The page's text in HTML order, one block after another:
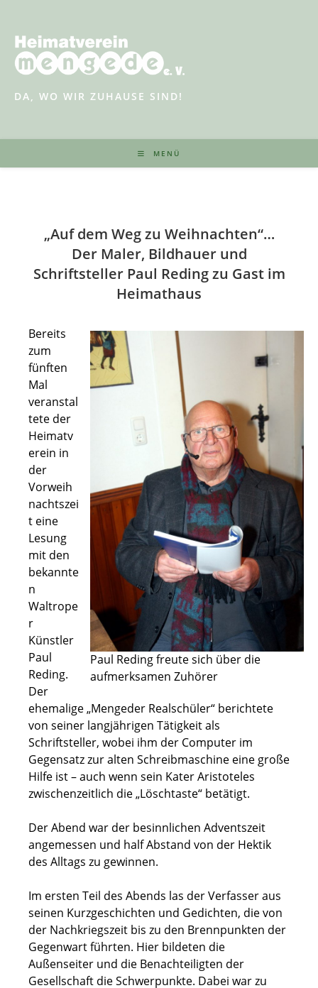
springen
DA, WO WIR ZUHAUSE SIND!
MENÜ
„Auf dem Weg zu Weihnachten“…
Der Maler, Bildhauer und
Schriftsteller Paul Reding zu Gast im
Heimathaus
Paul Reding freute sich über die
aufmerksamen Zuhörer
Bereits
zum
fünften
Mal
veranstal
tete der
Heimatv
erein in
der
Vorweih
nachtszei
t eine
Lesung
mit den
bekannte
n
Waltrope
r
Künstler
Paul
Reding.
Der
ehemalige „Mengeder Realschüler“ berichtete
von seiner langjährigen Tätigkeit als
Schriftsteller, wobei ihm der Computer im
Gegensatz zur alten Schreibmaschine eine große
Hilfe ist – auch wenn sein Kater Aristoteles
zwischenzeitlich die „Löschtaste“ betätigt.
Der Abend war der besinnlichen Adventszeit
angemessen und half Abstand von der Hektik
des Alltags zu gewinnen.
Im ersten Teil des Abends las der Verfasser aus
seinen Kurzgeschichten und Gedichten, die von
der Nachkriegszeit bis zu den Brennpunkten der
Gegenwart führten. Hier bildeten die
Außenseiter und die Benachteiligten der
Gesellschaft die Schwerpunkte. Dabei war zu